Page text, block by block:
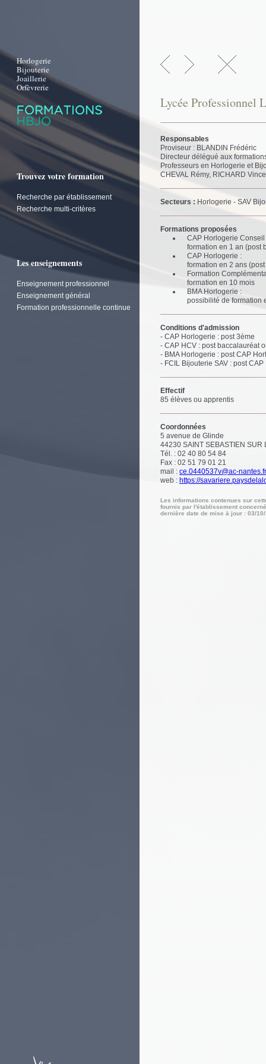
Horlogerie
Bijouterie
Joaillerie
Orfèvrerie
Trouvez votre formation
Recherche par établissement
Recherche multi-critères
Les enseignements
Enseignement professionnel
Enseignement général
Formation professionnelle continue
Lycée Professionnel
Responsables
Proviseur : BLANDIN Frédéric
Directeur délégué aux
Professeurs en Horlogerie et
CHEVAL Rémy, RICHARD
Secteurs : Horlogerie - SAV
Formations proposées
CAP Horlogerie Conseil
formation en 1 an (post
CAP Horlogerie :
formation en 2 ans
Formation
formation en 10 mois
BMA Horlogerie :
possibilité de formation
Conditions d'admission
- CAP Horlogerie : post 3ème
- CAP HCV : post baccalauréat
- BMA Horlogerie : post CAP
- FCIL Bijouterie SAV : post
Effectif
85 élèves ou apprentis
Coordonnées
5 avenue de Glinde
44230 SAINT SEBASTIEN SUR
Tél. : 02 40 80 54 84
Fax : 02 51 79 01 21
mail : ce.0440537v@ac-nantes.fr
web : https://
Les informations contenues sur
fournis par l'établissement
dernière date de mise à jour : 03/